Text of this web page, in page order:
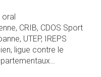
oral
CRIB, CDOS Sport
UTEP, IREPS
ligue contre le